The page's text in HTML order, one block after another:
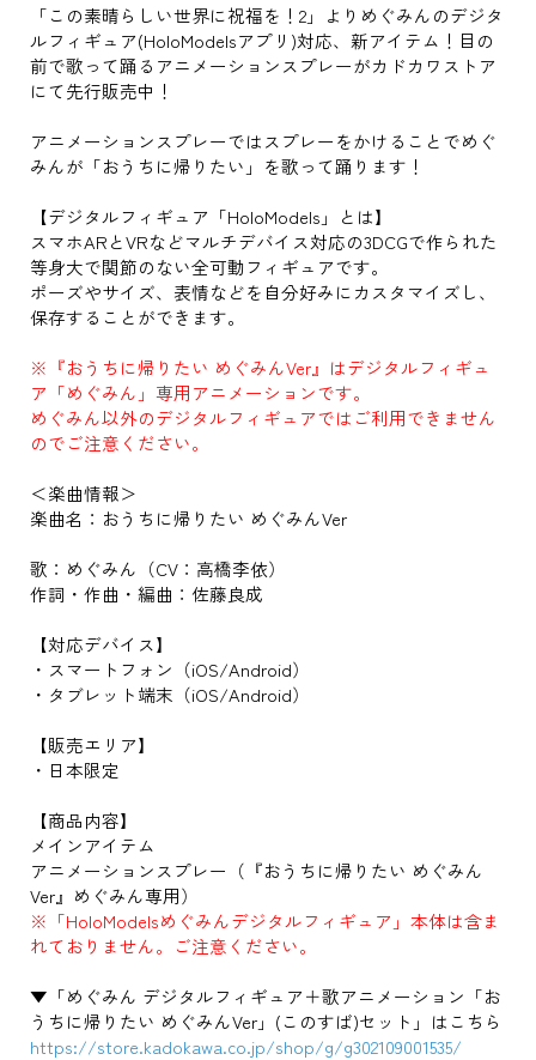
「この素晴らしい世界に祝福を！2」よりめぐみんのデジタ
ルフィギュア(HoloModelsアプリ)対応、新アイテム！目の
前で歌って踊るアニメーションスプレーがカドカワストア
にて先行販売中！
アニメーションスプレーではスプレーをかけることでめぐ
みんが「おうちに帰りたい」を歌って踊ります！
【デジタルフィギュア「HoloModels」とは】
スマホARとVRなどマルチデバイス対応の3DCGで作られた
等身大で関節のない全可動フィギュアです。
ポーズやサイズ、表情などを自分好みにカスタマイズし、
保存することができます。
※『おうちに帰りたい めぐみんVer』はデジタルフィギュ
ア「めぐみん」専用アニメーションです。
めぐみん以外のデジタルフィギュアではご利用できません
のでご注意ください。
＜楽曲情報＞
楽曲名：おうちに帰りたい めぐみんVer
歌：めぐみん（CV：高橋李依）
作詞・作曲・編曲：佐藤良成
【対応デバイス】
・スマートフォン（iOS/Android）
・タブレット端末（iOS/Android）
【販売エリア】
・日本限定
【商品内容】
メインアイテム
アニメーションスプレー（『おうちに帰りたい めぐみん
Ver』めぐみん専用）
※「HoloModelsめぐみんデジタルフィギュア」本体は含ま
れておりません。ご注意ください。
▼「めぐみん デジタルフィギュア＋歌アニメーション「お
うちに帰りたい めぐみんVer」(このすば)セット」はこちら
https://store.kadokawa.co.jp/shop/g/g302109001535/